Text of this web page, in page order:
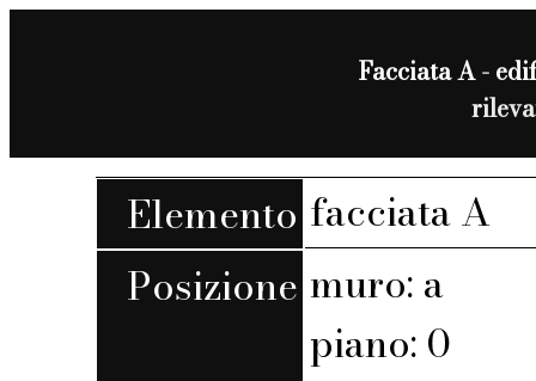
Facciata A -
Elemento facciata A
Posizione muro: a
piano: 0